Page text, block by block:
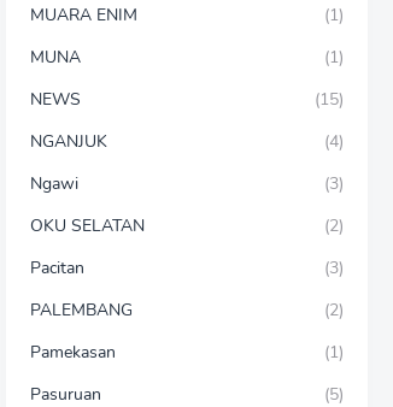
MUARA ENIM
(1)
MUNA
(1)
NEWS
(15)
NGANJUK
(4)
Ngawi
(3)
OKU SELATAN
(2)
Pacitan
(3)
PALEMBANG
(2)
Pamekasan
(1)
Pasuruan
(5)